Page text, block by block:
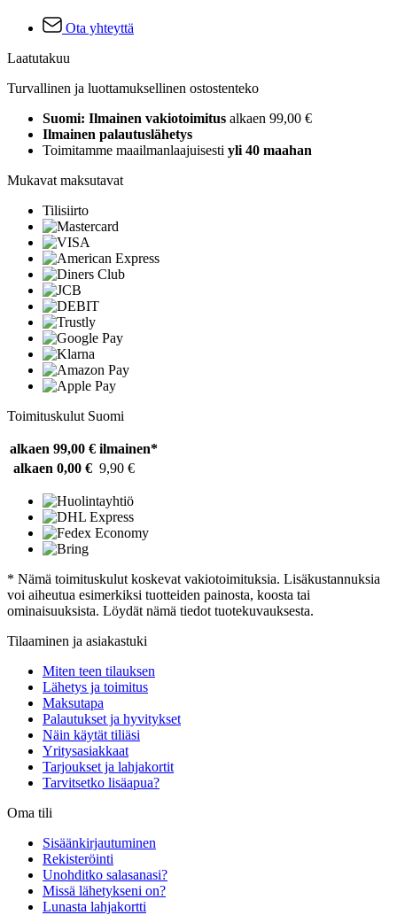
Ota yhteyttä
Laatutakuu
Turvallinen ja luottamuksellinen ostostenteko
Suomi: Ilmainen vakiotoimitus alkaen 99,00 €
Ilmainen palautuslähetys
Toimitamme maailmanlaajuisesti yli 40 maahan
Mukavat maksutavat
Tilisiirto
Toimituskulut Suomi
alkaen 99,00 € ilmainen*
alkaen 0,00 € 9,90 €
* Nämä toimituskulut koskevat vakiotoimituksia. Lisäkustannuksia
voi aiheutua esimerkiksi tuotteiden painosta, koosta tai
ominaisuuksista. Löydät nämä tiedot tuotekuvauksesta.
Tilaaminen ja asiakastuki
Miten teen tilauksen
Lähetys ja toimitus
Maksutapa
Palautukset ja hyvitykset
Näin käytät tiliäsi
Yritysasiakkaat
Tarjoukset ja lahjakortit
Tarvitsetko lisäapua?
Oma tili
Sisäänkirjautuminen
Rekisteröinti
Unohditko salasanasi?
Missä lähetykseni on?
Lunasta lahjakortti